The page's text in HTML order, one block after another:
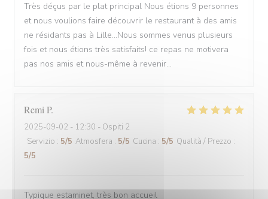
Très déçus par le plat principal Nous étions 9 personnes
et nous voulions faire découvrir le restaurant à des amis
ne résidants pas à Lille...Nous sommes venus plusieurs
fois et nous étions très satisfaits! ce repas ne motivera
pas nos amis et nous-même à revenir...
Remi P
2025-09-02 - 12:30 - Ospiti 2
Servizio : 5/5 Atmosfera : 5/5 Cucina : 5/5 Qualità / Prezzo :
5/5
Typique estaminet, très bon accueil